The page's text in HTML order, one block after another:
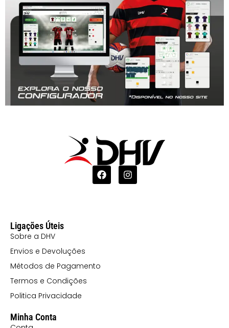
Ligações Úteis
Sobre a DHV
Envios e Devoluções
Métodos de Pagamento
Termos e Condições
Politica Privacidade
Minha Conta